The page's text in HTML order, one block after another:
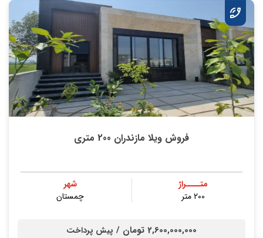
فروش ویلا مازندران 200 متری
متــــراژ
200 متر
شهر
چمستان
2,600,000,000 تومان / پیش پرداخت